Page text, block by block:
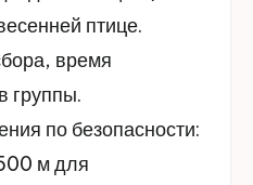
птице.
время
группы.
по безопасности:
м для